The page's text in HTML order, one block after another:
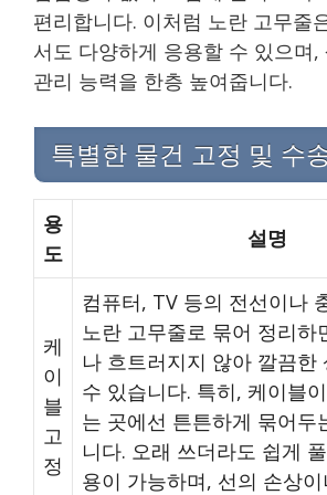
편리합니다. 이처럼 노란 고무줄
서도 다양하게 응용할 수 있으며
관리 능력을 한층 높여줍니다.
특별한 물건 고정 및 수
용
도
설명
케
이
블
고
정
컴퓨터, TV 등의 전선이나
노란 고무줄로 묶어 정리하
나 흐트러지지 않아 깔끔한
수 있습니다. 특히, 케이블
는 곳에선 튼튼하게 묶어두
니다. 오래 쓰더라도 쉽게
용이 가능하며, 선의 손상